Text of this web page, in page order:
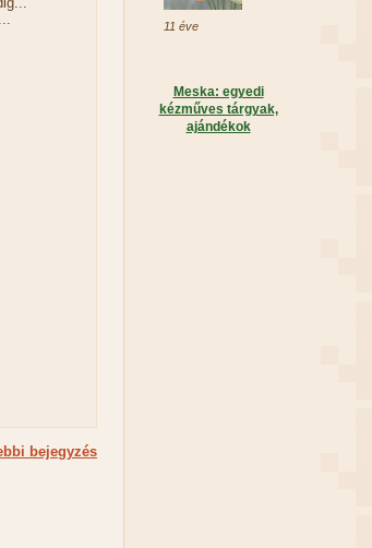
bejegyzés
11 éve
Meska: egyedi
kézműves tárgyak,
ajándékok